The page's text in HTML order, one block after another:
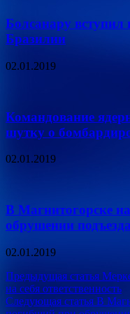
Болсанару вступил
Бразилии
02.01.2019
Командование
шутку о
02.01.2019
В Магнитогорске
обрушении
02.01.2019
Навигация
по
Предыдущая статья
на себя ответственность
Следующая статья В